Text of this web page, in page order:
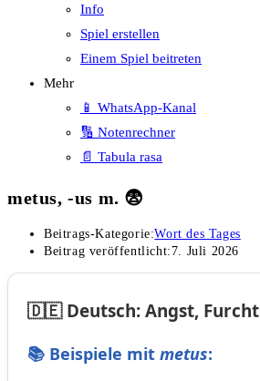
Info
Spiel erstellen
Einem Spiel beitreten
Mehr
📱 WhatsApp-Kanal
🔢 Notenrechner
📄 Tabula rasa
metus, -us m. 😨
Beitrags-Kategorie:Wort des Tages
Beitrag veröffentlicht: 7. Juli 2026
🇩🇪 Deutsch: Angst, Furcht
📚 Beispiele mit metus: